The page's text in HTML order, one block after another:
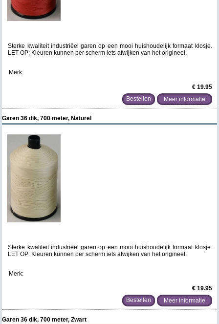
Sterke kwaliteit industriëel garen op een mooi huishoudelijk formaat klosje.
LET OP: Kleuren kunnen per scherm iets afwijken van het origineel.
Merk:
€ 19.95
Meer informatie
Garen 36 dik, 700 meter, Naturel
Sterke kwaliteit industriëel garen op een mooi huishoudelijk formaat klosje.
LET OP: Kleuren kunnen per scherm iets afwijken van het origineel.
Merk:
€ 19.95
Meer informatie
Garen 36 dik, 700 meter, Zwart